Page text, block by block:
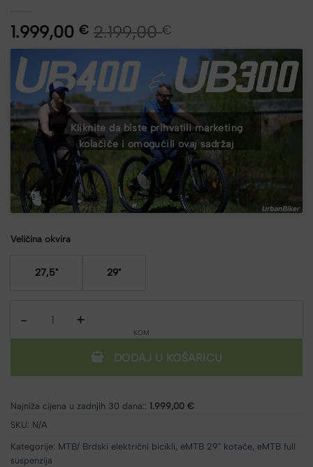
1.999,00 € 2.199,00€
Kliknite da biste prihvatili marketing
kolačiće i omogućili ovaj sadržaj
Veličina okvira
27,5" 29"
DODAJ U KOŠARICU
Najniža cijena u zadnjih 30 dana:: 1.999,00 €
SKU: N/A
Kategorije: MTB/ Brdski električni bicikli, eMTB 29" kotače, eMTB full
suspenzija